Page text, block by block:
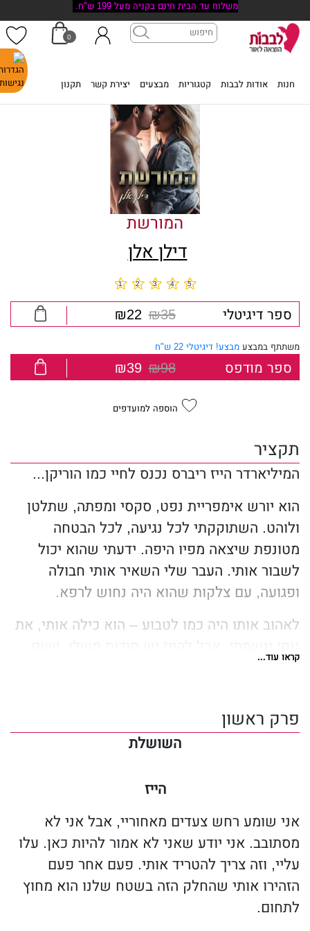
משלוח עד הבית חינם בקניה מעל 199 ש"ח.
חנות אודות לבבות קטגוריות מבצעים יצירת קשר תקנון
0
המורשת
דילן אלן
ספר דיגיטלי ₪35
₪22
משתתף במבצע מבצע! דיגיטלי 22 ש"ח
ספר מודפס ₪98
₪39
הוספה למועדפים
תקציר
המיליארדר הייז ריברס נכנס לחיי כמו הוריקן...
הוא יורש אימפריית נפט, סקסי ומפתה, שתלטן
ולוהט. השתוקקתי לכל נגיעה, לכל הבטחה
מטונפת שיצאה מפיו היפה. ידעתי שהוא יכול
לשבור אותי. העבר שלי השאיר אותי חבולה
ופגועה, עם צלקות שהוא היה נחוש לרפא.
לאהוב אותו היה כמו לטבוע – הוא כילה אותי, את
דבר לא יכול להכין אותי לפיסות המזעזעות של
כשהאמת תתגלה, האם אהבתנו תספיק כדי להגן
עלינו מפני הסערה?
קראו עוד...
פרק ראשון
השושלת
הייז
אני שומע רחש צעדים מאחוריי, אבל אני לא
מסתובב. אני יודע שאני לא אמור להיות כאן. עלו
עליי, וזה צריך להטריד אותי. פעם אחר פעם
הזהירו אותי שהחלק הזה בשטח שלנו הוא מחוץ
לתחום.